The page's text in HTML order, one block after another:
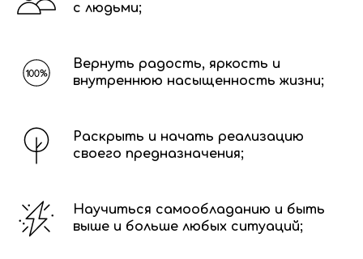
с людьми;
Вернуть радость, яркость и
внутреннюю насыщенность жизни;
Раскрыть и начать реализацию
своего предназначения;
Научиться самообладанию и быть
выше и больше любых ситуаций;